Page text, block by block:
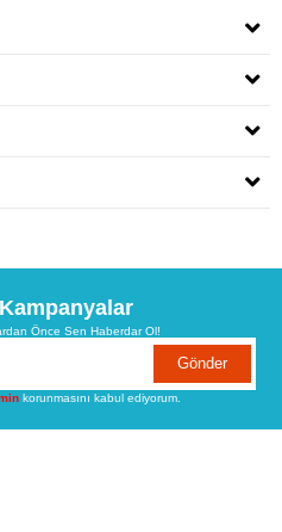
Önce Sen Haberdar Ol!
Gönder
korunmasını kabul ediyorum.